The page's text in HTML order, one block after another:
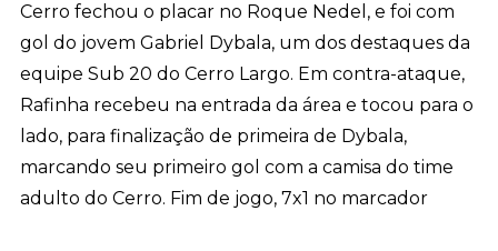
Cerro fechou o placar no Roque Nedel, e foi com
gol do jovem Gabriel Dybala, um dos destaques da
equipe Sub 20 do Cerro Largo. Em contra-ataque,
Rafinha recebeu na entrada da área e tocou para o
lado, para finalização de primeira de Dybala,
marcando seu primeiro gol com a camisa do time
adulto do Cerro. Fim de jogo, 7x1 no marcador